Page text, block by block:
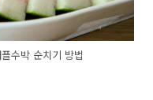
수박 순치기 방법